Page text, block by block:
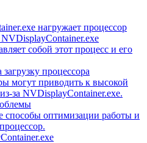
нагружает процессор
собой этот процесс и его
процессора
могут приводить к высокой
за NVDisplayContainer.exe.
способы оптимизации работы и